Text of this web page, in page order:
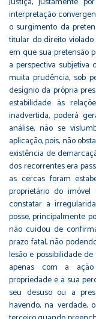
interpretação
o surgimento da
titular do direito
em que sua pretensão
a perspectiva
muita prudência, sob
desígnio da própria
estabilidade às
inadvertida, poderá
análise, não se
aplicação, pois, não
existência de
dos recorrentes era
as cercas foram
proprietário do
constatar a
posse, principalmente
não cuidou de
prazo fatal, não
lesão e possibilidade
apenas com a ação
propriedade e a sua
seu desuso ou a
havendo, na